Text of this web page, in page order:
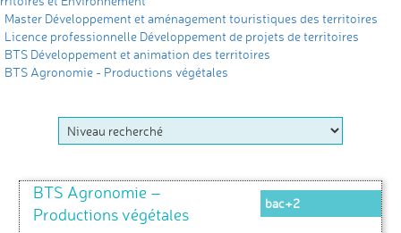
Master Développement et aménagement touristiques des territoires
Licence professionnelle Développement de projets de territoires
BTS Développement et animation des territoires
BTS Agronomie - Productions végétales
BTS Agronomie –
Productions végétales
bac+2